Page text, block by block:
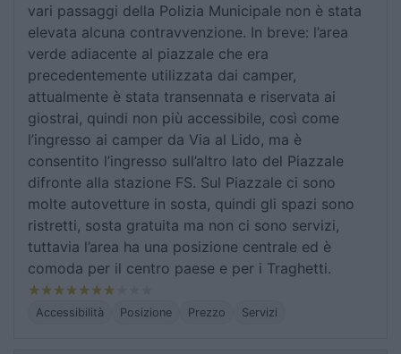
vari passaggi della Polizia Municipale non è stata
elevata alcuna contravvenzione. In breve: l’area
verde adiacente al piazzale che era
precedentemente utilizzata dai camper,
attualmente è stata transennata e riservata ai
giostrai, quindi non più accessibile, così come
l’ingresso ai camper da Via al Lido, ma è
consentito l’ingresso sull’altro lato del Piazzale
difronte alla stazione FS. Sul Piazzale ci sono
molte autovetture in sosta, quindi gli spazi sono
ristretti, sosta gratuita ma non ci sono servizi,
tuttavia l’area ha una posizione centrale ed è
comoda per il centro paese e per i Traghetti.
Accessibilità Posizione Prezzo Servizi